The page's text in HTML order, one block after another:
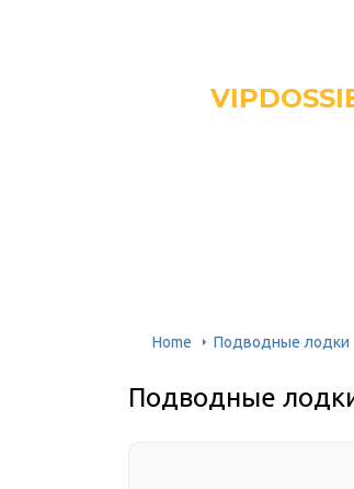
Home Подводные лодки
Подводные